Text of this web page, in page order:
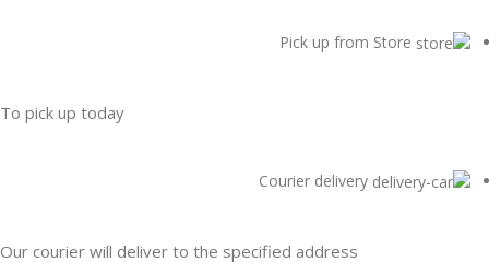
Pick up from Store
To pick up today
Courier delivery
Our courier will deliver to the specified address